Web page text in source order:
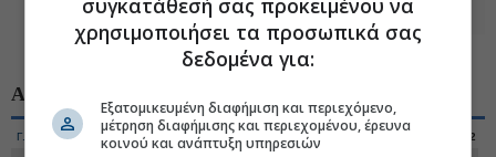
ΑΓΟΡΕΣ Χ. ΑΘΗΝΩΝ
Γ. Δείκτης 2.615,07
+0,25%
Αξία
237.220.882
συγκατάθεσή σας προκειμένου να
χρησιμοποιήσει τα προσωπικά σας
δεδομένα για:
Εξατομικευμένη διαφήμιση και περιεχόμενο,
μέτρηση διαφήμισης και περιεχομένου, έρευνα
κοινού και ανάπτυξη υπηρεσιών